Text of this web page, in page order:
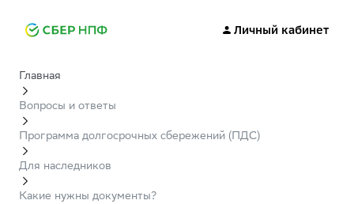
Личный кабинет
Главная
Вопросы и ответы
Программа долгосрочных сбережений (ПДС)
Для наследников
Какие нужны документы?